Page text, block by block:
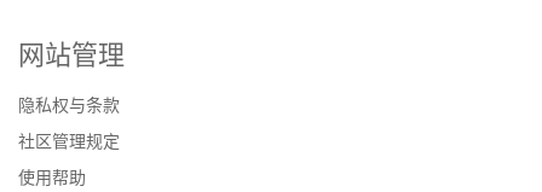
网站管理
隐私权与条款
社区管理规定
使用帮助